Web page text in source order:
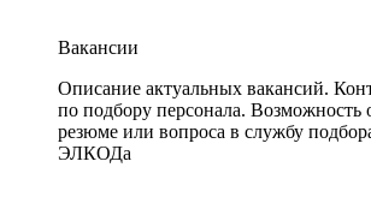
Вакансии
Описание актуальных вакансий.
по подбору персонала. Возможность
резюме или вопроса в службу
ЭЛКОДа